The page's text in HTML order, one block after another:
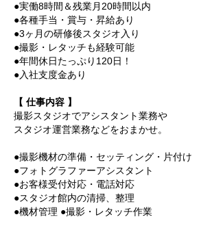
●実働8時間＆残業月20時間以内
●各種手当・賞与・昇給あり
●3ヶ月の研修後スタジオ入り
●撮影・レタッチも経験可能
●年間休日たっぷり120日！
●入社支度金あり
【 仕事内容 】
撮影スタジオでアシスタント業務や
スタジオ運営業務などをおまかせ。
●撮影機材の準備・セッティング・片付け
●フォトグラファーアシスタント
●お客様受付対応・電話対応
●スタジオ館内の清掃、整理
●機材管理 ●撮影・レタッチ作業